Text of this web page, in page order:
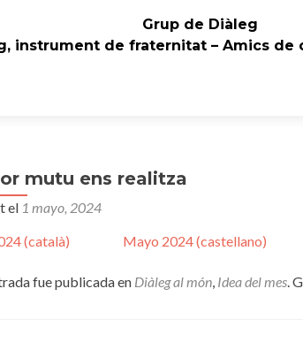
Grup de Diàleg
instrument de fraternitat – Amics de
mutu ens realitza
el 1 mayo, 2024
(català)
Mayo 2024 (castellano)
fue publicada en Diàleg al món, Idea del mes.